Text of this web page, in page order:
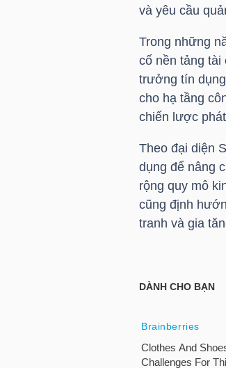
và yêu cầu
Trong những
cố nền tảng tài
trưởng tín
cho hạ tầng
chiến lược
Theo đại diện
dụng để nâng
rộng quy mô
cũng định
tranh và gia